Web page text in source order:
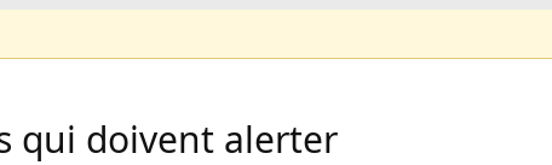
qui doivent alerter